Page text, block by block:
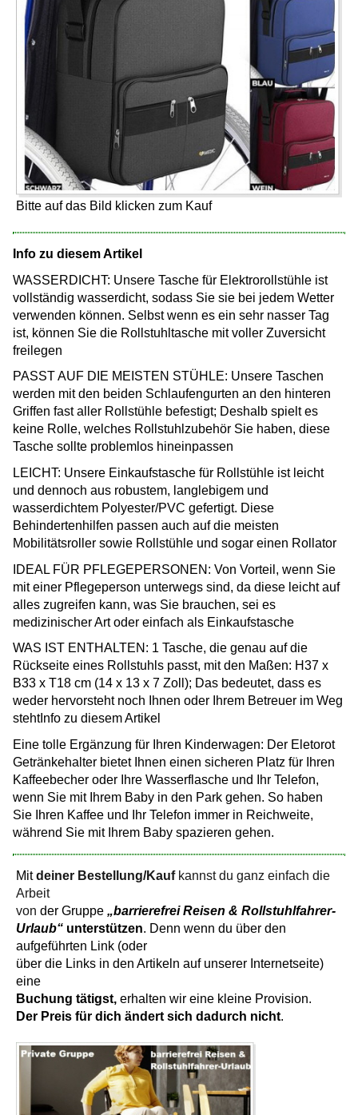
Bitte auf das Bild klicken zum Kauf
Info zu diesem Artikel
WASSERDICHT: Unsere Tasche für Elektrorollstühle ist
vollständig wasserdicht, sodass Sie sie bei jedem Wetter
verwenden können. Selbst wenn es ein sehr nasser Tag
ist, können Sie die Rollstuhltasche mit voller Zuversicht
freilegen
PASST AUF DIE MEISTEN STÜHLE: Unsere Taschen
werden mit den beiden Schlaufengurten an den hinteren
Griffen fast aller Rollstühle befestigt; Deshalb spielt es
keine Rolle, welches Rollstuhlzubehör Sie haben, diese
Tasche sollte problemlos hineinpassen
LEICHT: Unsere Einkaufstasche für Rollstühle ist leicht
und dennoch aus robustem, langlebigem und
wasserdichtem Polyester/PVC gefertigt. Diese
Behindertenhilfen passen auch auf die meisten
Mobilitätsroller sowie Rollstühle und sogar einen Rollator
IDEAL FÜR PFLEGEPERSONEN: Von Vorteil, wenn Sie
mit einer Pflegeperson unterwegs sind, da diese leicht auf
alles zugreifen kann, was Sie brauchen, sei es
medizinischer Art oder einfach als Einkaufstasche
WAS IST ENTHALTEN: 1 Tasche, die genau auf die
Rückseite eines Rollstuhls passt, mit den Maßen: H37 x
B33 x T18 cm (14 x 13 x 7 Zoll); Das bedeutet, dass es
weder hervorsteht noch Ihnen oder Ihrem Betreuer im Weg
stehtInfo zu diesem Artikel
Eine tolle Ergänzung für Ihren Kinderwagen: Der Eletorot
Getränkehalter bietet Ihnen einen sicheren Platz für Ihren
Kaffeebecher oder Ihre Wasserflasche und Ihr Telefon,
wenn Sie mit Ihrem Baby in den Park gehen. So haben
Sie Ihren Kaffee und Ihr Telefon immer in Reichweite,
während Sie mit Ihrem Baby spazieren gehen.
Mitdeiner Bestellung/Kaufkannst du ganz einfach die
Arbeit
vonder Gruppe„barrierefrei Reisen & Rollstuhlfahrer-
Urlaub“ unterstützen. Denn wenn du über den
aufgeführten Link (oder
über die Links in den Artikeln auf unserer Internetseite)
eine
Buchung tätigst, erhalten wir eine kleine Provision.
Der Preis für dich ändert sich dadurch nicht.